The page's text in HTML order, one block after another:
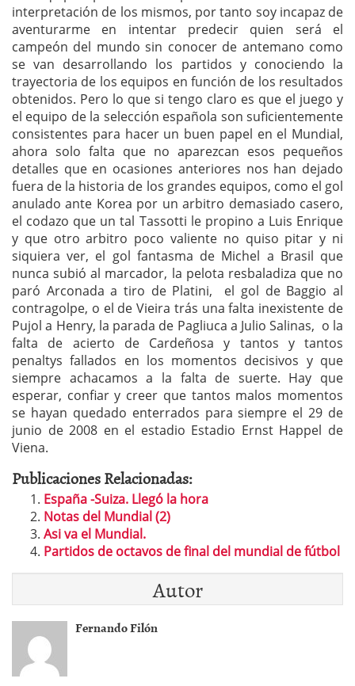
interpretación de los mismos, por tanto soy incapaz de
aventurarme en intentar predecir quien será el
campeón del mundo sin conocer de antemano como
se van desarrollando los partidos y conociendo la
trayectoria de los equipos en función de los resultados
obtenidos. Pero lo que si tengo claro es que el juego y
el equipo de la selección española son suficientemente
consistentes para hacer un buen papel en el Mundial,
ahora solo falta que no aparezcan esos pequeños
detalles que en ocasiones anteriores nos han dejado
fuera de la historia de los grandes equipos, como el gol
anulado ante Korea por un arbitro demasiado casero,
el codazo que un tal Tassotti le propino a Luis Enrique
y que otro arbitro poco valiente no quiso pitar y ni
siquiera ver, el gol fantasma de Michel a Brasil que
nunca subió al marcador, la pelota resbaladiza que no
paró Arconada a tiro de Platini, el gol de Baggio al
contragolpe, o el de Vieira trás una falta inexistente de
Pujol a Henry, la parada de Pagliuca a Julio Salinas, o la
falta de acierto de Cardeñosa y tantos y tantos
penaltys fallados en los momentos decisivos y que
siempre achacamos a la falta de suerte. Hay que
esperar, confiar y creer que tantos malos momentos
se hayan quedado enterrados para siempre el 29 de
junio de 2008 en el estadio Estadio Ernst Happel de
Viena.
Publicaciones Relacionadas:
España -Suiza. Llegó la hora
Notas del Mundial (2)
Asi va el Mundial.
Partidos de octavos de final del mundial de fútbol
Autor
Fernando Filón